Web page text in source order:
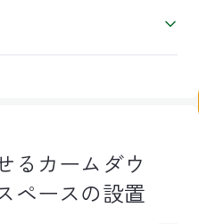
るカームダウ
ペースの設置